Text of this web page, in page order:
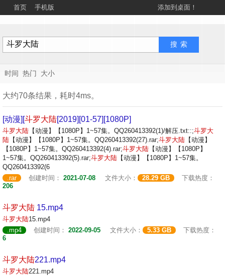
首页 手机版 添加到桌面！
时间 热门 大小
大约70条结果，耗时4ms。
[动漫][斗罗大陆[2019][01-57][1080P]
斗罗大陆 【动漫】【1080P】1~57集。QQ260413392(1)/解压.txt::;斗罗大
陆 【动漫】【1080P】1~57集。QQ260413392(27).rar;斗罗大陆 【动漫】
【1080P】1~57集。QQ260413392(4).rar;斗罗大陆 【动漫】【1080P】
1~57集。QQ260413392(5).rar;斗罗大陆 【动漫】【1080P】1~57集。
QQ260413392(6
.rar
创建时间： 2021-07-08 文件大小： 28.29 GB
下载热度：
206
斗罗大陆 15.mp4
斗罗大陆15.mp4
.mp4
创建时间： 2022-09-05 文件大小： 5.33 GB
下载热度：
6
斗罗大陆221.mp4
斗罗大陆221.mp4